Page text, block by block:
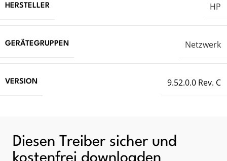
HERSTELLER HP
GERÄTEGRUPPEN Netzwerk
VERSION 9.52.0.0 Rev. C
Diesen Treiber sicher und